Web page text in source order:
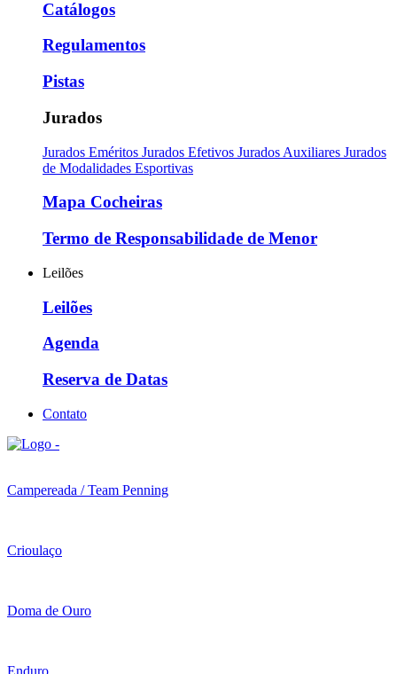
Catálogos
Regulamentos
Pistas
Jurados
Jurados Eméritos Jurados Efetivos Jurados Auxiliares Jurados
de Modalidades Esportivas
Mapa Cocheiras
Termo de Responsabilidade de Menor
Leilões
Leilões
Agenda
Reserva de Datas
Contato
Campereada / Team Penning
Crioulaço
Doma de Ouro
Enduro